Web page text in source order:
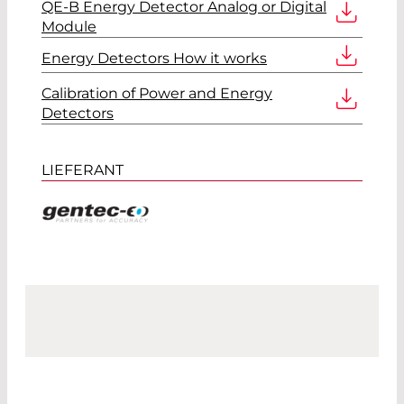
QE-B Energy Detector Analog or Digital
Module
Energy Detectors How it works
Calibration of Power and Energy
Detectors
LIEFERANT